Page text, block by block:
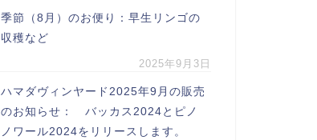
季節（8月）のお便り：早生リンゴの
収穫など
2025年9月3日
ハマダヴィンヤード2025年9月の販売
のお知らせ： バッカス2024とピノ
ノワール2024をリリースします。